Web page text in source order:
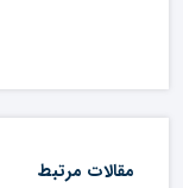
مقالات مرتبط